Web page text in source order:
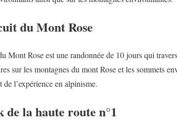
du Mont Rose
Mont Rose est une randonnée de 10 jours qui
sur les montagnes du mont Rose et les sommets
de l’expérience en alpinisme.
de la haute route n°1